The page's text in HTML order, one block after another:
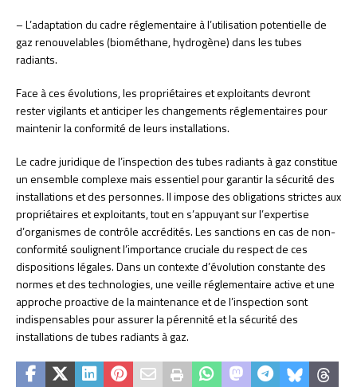
– L’adaptation du cadre réglementaire à l’utilisation potentielle de
gaz renouvelables (biométhane, hydrogène) dans les tubes
radiants.
Face à ces évolutions, les propriétaires et exploitants devront
rester vigilants et anticiper les changements réglementaires pour
maintenir la conformité de leurs installations.
Le cadre juridique de l’inspection des tubes radiants à gaz constitue
un ensemble complexe mais essentiel pour garantir la sécurité des
installations et des personnes. Il impose des obligations strictes aux
propriétaires et exploitants, tout en s’appuyant sur l’expertise
d’organismes de contrôle accrédités. Les sanctions en cas de non-
conformité soulignent l’importance cruciale du respect de ces
dispositions légales. Dans un contexte d’évolution constante des
normes et des technologies, une veille réglementaire active et une
approche proactive de la maintenance et de l’inspection sont
indispensables pour assurer la pérennité et la sécurité des
installations de tubes radiants à gaz.